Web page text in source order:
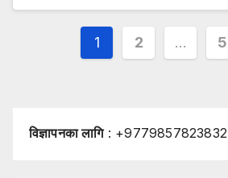
Posts
1 2 … 5
विज्ञापनका लागि: +9779857823832